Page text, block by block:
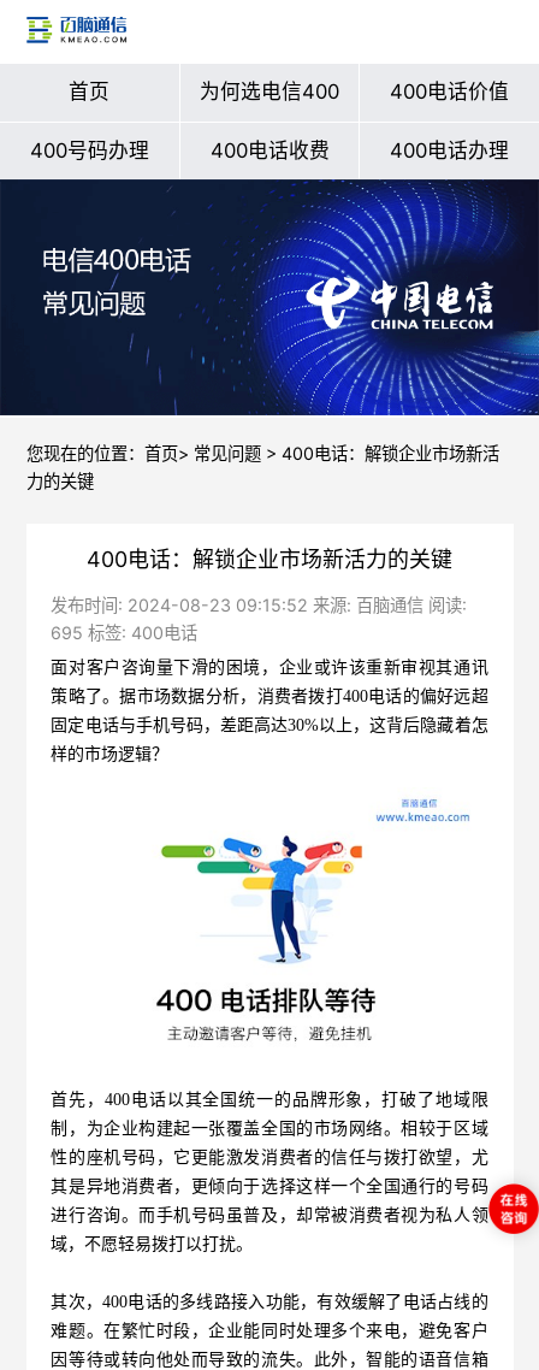
首页 为何选电信400 400电话价值
400号码办理 400电话收费 400电话办理
您现在的位置： 首页> 常见问题> 400电话：解锁企业市场新活
力的关键
400电话：解锁企业市场新活力的关键
发布时间: 2024-08-23 09:15:52 来源: 百脑通信 阅读:
695 标签: 400电话
面对客户咨询量下滑的困境，企业或许该重新审视其通讯
策略了。据市场数据分析，消费者拨打 400电话的偏好远超
固定电话与手机号码，差距高达30%以上，这背后隐藏着怎
样的市场逻辑？
首先，400电话以其全国统一的品牌形象，打破了地域限
制，为企业构建起一张覆盖全国的市场网络。相较于区域
性的座机号码，它更能激发消费者的信任与拨打欲望，尤
其是异地消费者，更倾向于选择这样一个全国通行的号码
进行咨询。而手机号码虽普及，却常被消费者视为私人领
域，不愿轻易拨打以打扰。
其次，400电话的多线路接入功能，有效缓解了电话占线的
难题。在繁忙时段，企业能同时处理多个来电，避免客户
因等待或转向他处而导致的流失。此外，智能的语音信箱